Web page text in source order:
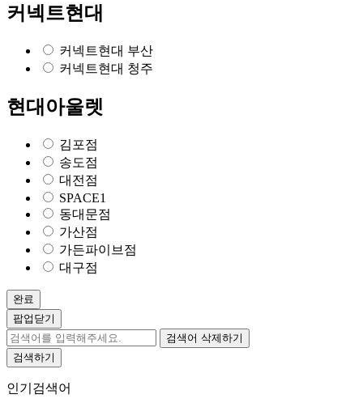
커넥트현대
커넥트현대 부산
커넥트현대 청주
현대아울렛
김포점
송도점
대전점
SPACE1
동대문점
가산점
가든파이브점
대구점
완료
팝업닫기
검색어 삭제하기
검색하기
인기검색어